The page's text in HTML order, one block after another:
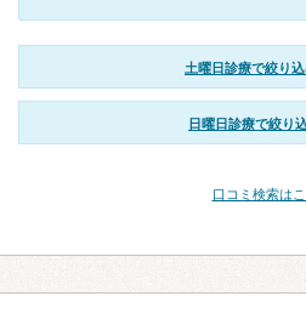
土曜日診療で絞り
日曜日診療で絞り
口コミ検索は